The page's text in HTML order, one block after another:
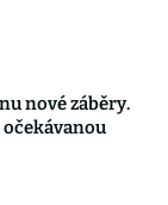
nové záběry.